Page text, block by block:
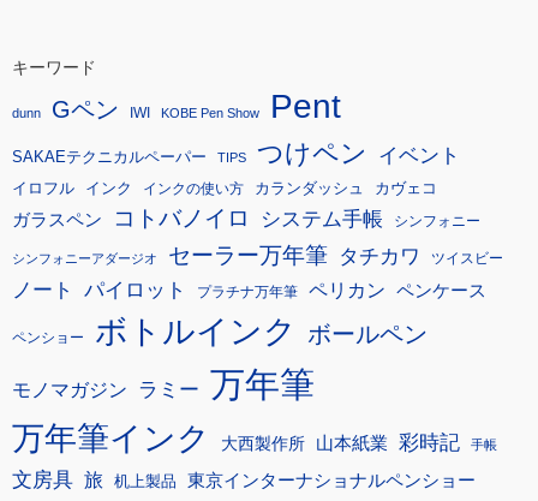
キーワード
dunn Gペン IWI KOBE Pen Show Pent
SAKAEテクニカルペーパー TIPS つけペン イベント
イロフル インク インクの使い方 カランダッシュ カヴェコ
ガラスペン コトバノイロ システム手帳 シンフォニー
シンフォニーアダージオ セーラー万年筆 タチカワ ツイスビー
ノート パイロット プラチナ万年筆 ペリカン ペンケース
ペンショー ボトルインク ボールペン
モノマガジン ラミー 万年筆
万年筆インク 大西製作所 山本紙業 彩時記 手帳
文房具 旅 机上製品 東京インターナショナルペンショー